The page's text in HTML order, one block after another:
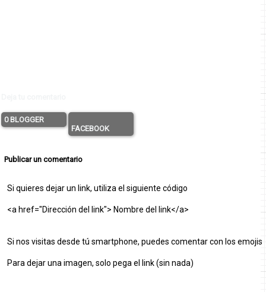
0 BLOGGER
FACEBOOK
Publicar un comentario
Si quieres dejar un link, utiliza el siguiente código
<a href="Dirección del link"> Nombre del link</a>
Si nos visitas desde tú smartphone, puedes comentar con los emojis
Para dejar una imagen, solo pega el link (sin nada)